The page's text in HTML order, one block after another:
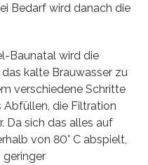
Bedarf wird danach die
Baunatal wird die
kalte Brauwasser zu
verschiedene Schritte
die Filtration
Da sich das alles auf
von 80° C abspielt,
geringer